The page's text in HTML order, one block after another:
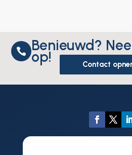
 Benieuwd?
op! Contact